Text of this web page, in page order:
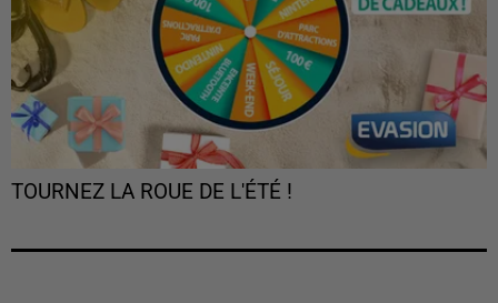
TOURNEZ LA ROUE DE L'ÉTÉ !